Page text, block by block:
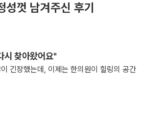
껏 남겨주신 후기
시 찾아왔어요"
긴장했는데, 이제는 한의원이 힐링의 공간